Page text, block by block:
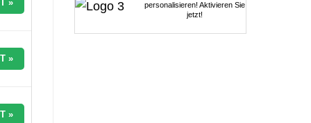
»
»
»
personalisieren! Aktivieren Sie
jetzt!